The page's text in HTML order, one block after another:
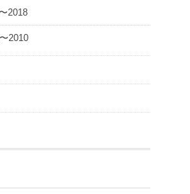
2018
2010